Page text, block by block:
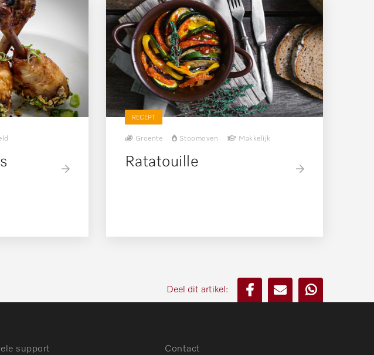
RECEPT
Groente Stoomoven Makkelijk
Ratatouille
Deel dit artikel:
support Contact